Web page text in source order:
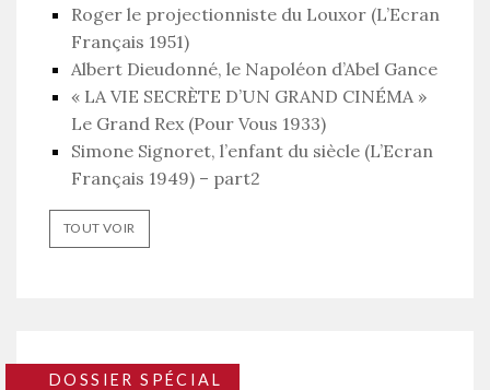
Roger le projectionniste du Louxor (L’Ecran
Français 1951)
Albert Dieudonné, le Napoléon d’Abel Gance
« LA VIE SECRÈTE D’UN GRAND CINÉMA »
Le Grand Rex (Pour Vous 1933)
Simone Signoret, l’enfant du siècle (L’Ecran
Français 1949) – part2
TOUT VOIR
DOSSIER SPÉCIAL